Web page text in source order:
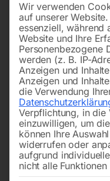
Wir verwenden
auf unserer
essenziell, während
Website und Ihre
Personenbezogene
werden (z. B. IP-
Anzeigen und
Anzeigen und
die Verwendung
Verpflichtung, in die
einzuwilligen, um
können Ihre
widerrufen oder
aufgrund
nicht alle